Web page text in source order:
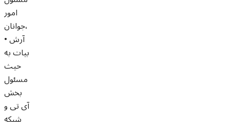
امور
جوانان،
• آرش
بیات به
حیث
مسئول
بخش
آی تی و